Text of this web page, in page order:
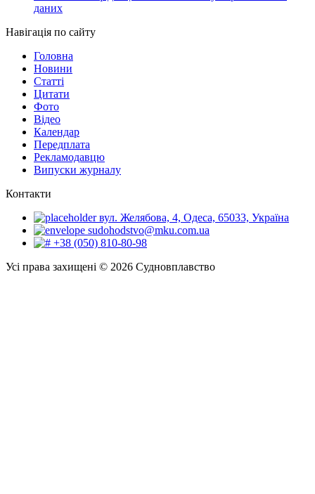
даних
Навігація по сайту
Головна
Новини
Статті
Цитати
Фото
Відео
Календар
Передплата
Рекламодавцю
Випуски журналу
Контакти
вул. Желябова, 4, Одеса, 65033, Україна
sudohodstvo@mku.com.ua
+38 (050) 810-80-98
Усі права захищені © 2026 Судновплавство